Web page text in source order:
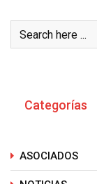
Categorías
ASOCIADOS